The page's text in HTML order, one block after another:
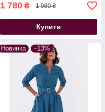
1 780 ₴ 1 980 ₴
Купити
Новинка –13%